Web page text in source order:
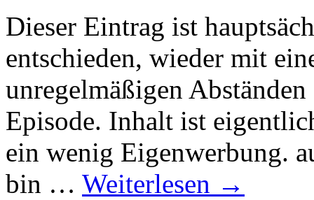
Dieser Eintrag ist
entschieden, wieder mit
unregelmäßigen
Episode. Inhalt ist
ein wenig Eigenwerbung.
bin … Weiterlesen →